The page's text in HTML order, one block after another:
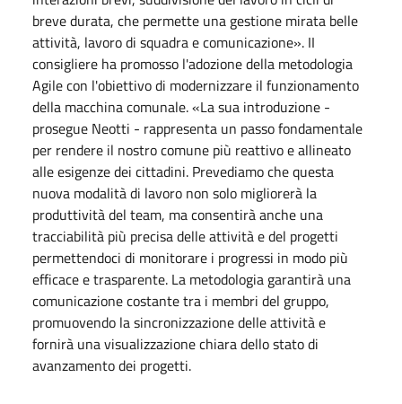
breve durata, che permette una gestione mirata belle
attività, lavoro di squadra e comunicazione». II
consigliere ha promosso l'adozione della metodologia
Agile con l'obiettivo di modernizzare il funzionamento
della macchina comunale. «La sua introduzione -
prosegue Neotti - rappresenta un passo fondamentale
per rendere il nostro comune più reattivo e allineato
alle esigenze dei cittadini. Prevediamo che questa
nuova modalità di lavoro non solo migliorerà la
produttività del team, ma consentirà anche una
tracciabilità più precisa delle attività e del progetti
permettendoci di monitorare i progressi in modo più
efficace e trasparente. La metodologia garantirà una
comunicazione costante tra i membri del gruppo,
promuovendo la sincronizzazione delle attività e
fornirà una visualizzazione chiara dello stato di
avanzamento dei progetti.